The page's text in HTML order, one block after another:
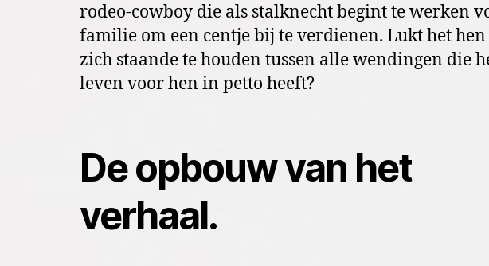
rodeo-cowboy die als stalknecht begint te werken
familie om een centje bij te verdienen. Lukt het
zich staande te houden tussen alle wendingen die
leven voor hen in petto heeft?
De opbouw van het
verhaal.